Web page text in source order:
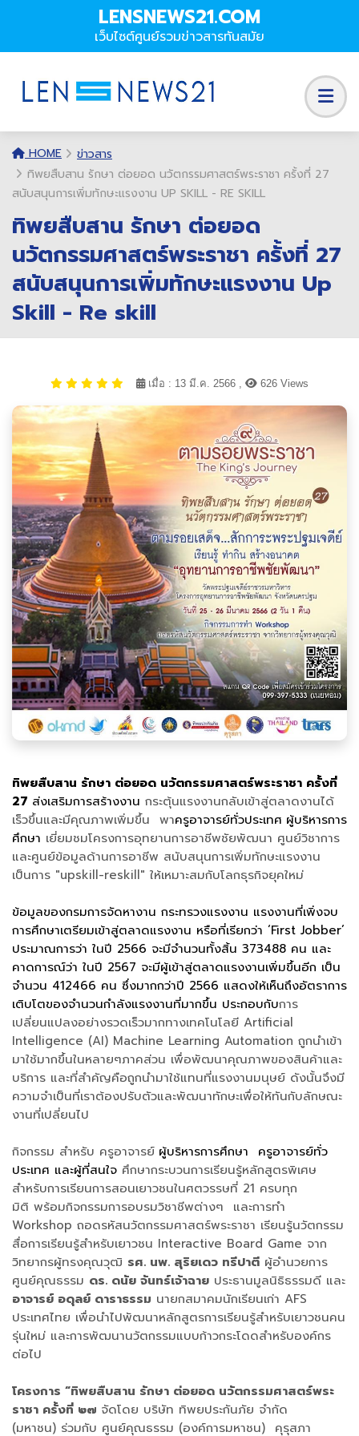
LENSNEWS21.COM
เว็บไซต์ศูนย์รวมข่าวสารทันสมัย
HOME
ข่าวสาร
ทิพยสืบสาน รักษา ต่อยอด นวัตกรรมศาสตร์พระราชา ครั้งที่ 27
สนับสนุนการเพิ่มทักษะแรงงาน UP SKILL - RE SKILL
ทิพยสืบสาน รักษา ต่อยอด
นวัตกรรมศาสตร์พระราชา ครั้งที่ 27
สนับสนุนการเพิ่มทักษะแรงงาน Up
Skill - Re skill
เมื่อ : 13 มี.ค. 2566 , 626 Views
ทิพยสืบสาน รักษา ต่อยอด นวัตกรรมศาสตร์พระราชา ครั้งที่
27 ส่งเสริมการสร้างงาน กระตุ้นแรงงานกลับเข้าสู่ตลาดงานได้
เร็วขึ้นและมีคุณภาพเพิ่มขึ้น พาครูอาจารย์ทั่วประเทศ ผู้บริหารการ
ศึกษา เยี่ยมชมโครงการอุทยานการอาชีพชัยพัฒนา ศูนย์วิชาการ
และศูนย์ข้อมูลด้านการอาชีพ สนับสนุนการเพิ่มทักษะแรงงาน
เป็นการ "upskill-reskill" ให้เหมาะสมกับโลกธุรกิจยุคใหม่
ข้อมูลของกรมการจัดหางาน กระทรวงแรงงาน แรงงานที่เพิ่งจบ
การศึกษาเตรียมเข้าสู่ตลาดแรงงาน หรือที่เรียกว่า ‘First Jobber’
ประมาณการว่า ในปี 2566 จะมีจำนวนทั้งสิ้น 373488 คน และ
คาดการณ์ว่า ในปี 2567 จะมีผู้เข้าสู่ตลาดแรงงานเพิ่มขึ้นอีก เป็น
จำนวน 412466 คน ซึ่งมากกว่าปี 2566 แสดงให้เห็นถึงอัตราการ
เติบโตของจำนวนกำลังแรงงานที่มากขึ้น ประกอบกับการ
เปลี่ยนแปลงอย่างรวดเร็วมากทางเทคโนโลยี Artificial
Intelligence (AI) Machine Learning Automation ถูกนำเข้า
มาใช้มากขึ้นในหลายๆภาคส่วน เพื่อพัฒนาคุณภาพของสินค้าและ
บริการ และที่สำคัญคือถูกนำมาใช้แทนที่แรงงานมนุษย์ ดังนั้นจึงมี
ความจำเป็นที่เราต้องปรับตัวและพัฒนาทักษะเพื่อให้ทันกับลักษณะ
งานที่เปลี่ยนไป
กิจกรรม สำหรับ ครูอาจารย์ ผู้บริหารการศึกษา ครูอาจารย์ทั่ว
ประเทศ และผู้ที่สนใจ ศึกษากระบวนการเรียนรู้หลักสูตรพิเศษ
สำหรับการเรียนการสอนเยาวชนในศตวรรษที่ 21 ครบทุก
มิติ พร้อมกิจกรรมการอบรมวิชาชีพต่างๆ และการทำ
Workshop ถอดรหัสนวัตกรรมศาสตร์พระราชา เรียนรู้นวัตกรรม
สื่อการเรียนรู้สำหรับเยาวชน Interactive Board Game จาก
วิทยากรผู้ทรงคุณวุฒิ รศ. นพ. สุริยเดว ทรีปาตี ผู้อำนวยการ
ศูนย์คุณธรรม ดร. ดนัย จันทร์เจ้าฉาย ประธานมูลนิธิธรรมดี และ
อาจารย์ อดุลย์ ดาราธรรม นายกสมาคมนักเรียนเก่า AFS
ประเทศไทย เพื่อนำไปพัฒนาหลักสูตรการเรียนรู้สำหรับเยาวชนคน
รุ่นใหม่ และการพัฒนานวัตกรรมแบบก้าวกระโดดสำหรับองค์กร
ต่อไป
โครงการ “ทิพยสืบสาน รักษา ต่อยอด นวัตกรรมศาสตร์พระ
ราชา ครั้งที่ ๒๗ จัดโดย บริษัท ทิพยประกันภัย จำกัด
(มหาชน) ร่วมกับ ศูนย์คุณธรรม (องค์การมหาชน) คุรุสภา